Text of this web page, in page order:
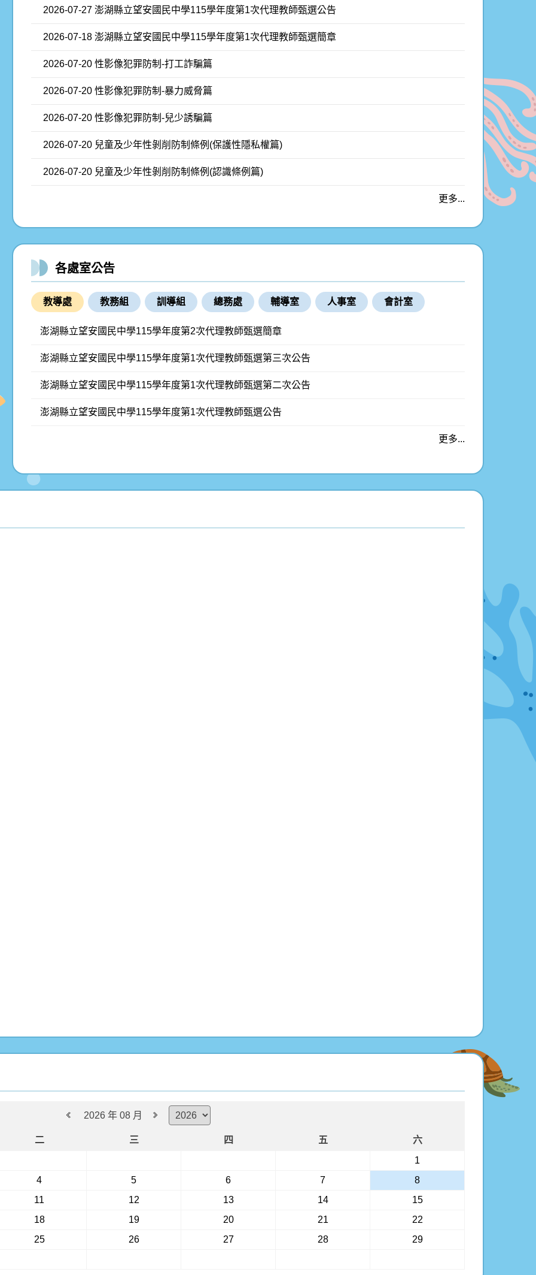
2026-07-27 澎湖縣立望安國民中學115學年度第1次代理教師甄選公告
2026-07-18 澎湖縣立望安國民中學115學年度第1次代理教師甄選簡章
2026-07-20 性影像犯罪防制-打工詐騙篇
2026-07-20 性影像犯罪防制-暴力威脅篇
2026-07-20 性影像犯罪防制-兒少誘騙篇
2026-07-20 兒童及少年性剝削防制條例(保護性隱私權篇)
2026-07-20 兒童及少年性剝削防制條例(認識條例篇)
更多...
各處室公告
教導處 教務組 訓導組 總務處 輔導室 人事室 會計室
澎湖縣立望安國民中學115學年度第2次代理教師甄選簡章
澎湖縣立望安國民中學115學年度第1次代理教師甄選第三次公告
澎湖縣立望安國民中學115學年度第1次代理教師甄選第二次公告
澎湖縣立望安國民中學115學年度第1次代理教師甄選公告
更多...
2026 年 08 月
二 三 四 五
六
1
4
5 6 7
8
11
12 13 14
15
18
19 20 21
22
25
26 27 28 29